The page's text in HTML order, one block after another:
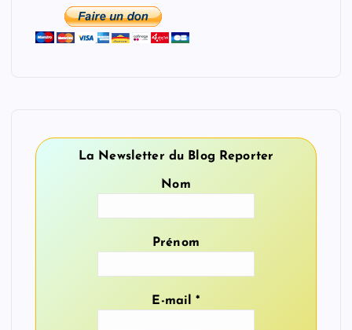
La Newsletter du Blog Reporter
Nom
Prénom
E-mail*